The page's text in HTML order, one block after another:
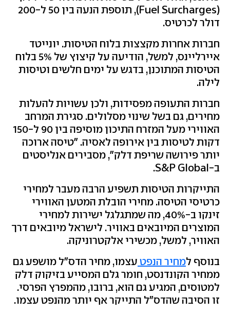
(Fuel Surcharges), תוספת הנעה בין 50 ל-200
דולר לכרטיס.
חברות אחרות מקצצות בלוח הטיסות. יונייטד
איירליינס, למשל, הודיעה על קיצוץ של 5% בלוח
הטיסות המתוכנן, בדגש על ימים חלשים וטיסות
לילה.
חברות התעופה מפסידות, ולכן עשויות להעלות
מחירים, גם בשל שינוי מסלולים. סגירת המרחב
האווירי מעל המזרח התיכון מוסיפה בין 90 ל-150
דקות לטיסות בין אירופה לאסיה. "טיסה ארוכה
יותר פירושה שריפת דלק", מסבירים אנליסטים
ב-S&P Global.
התייקרות הטיסות תשפיע הרבה מעבר למחירי
כרטיסי הטיסה. מחירי הובלת המטען האווירי
זינקו ב-40%, מה שמתגלגל ישירות למחירי
המוצרים המיובאים באוויר. לישראל מיובאים דרך
האוויר, למשל, מכשירי אלקטרוניקה.
בנוסף למחיר הנפטעצמו, מחיר הדס"ל מושפע גם
ממחיר הקונדנסט, חומר גלם המסייע בזיקוק דלק
למטוסים, המגיע גם הוא, ברובו, מהמפרץ הפרסי.
זו הסיבה שהדס"ל התייקר אף יותר מהנפט עצמו.